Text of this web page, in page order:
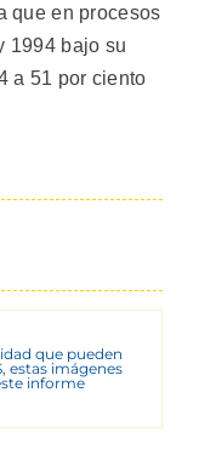
que en procesos
1994 bajo su
a 51 por ciento
que pueden
estas imágenes
informe